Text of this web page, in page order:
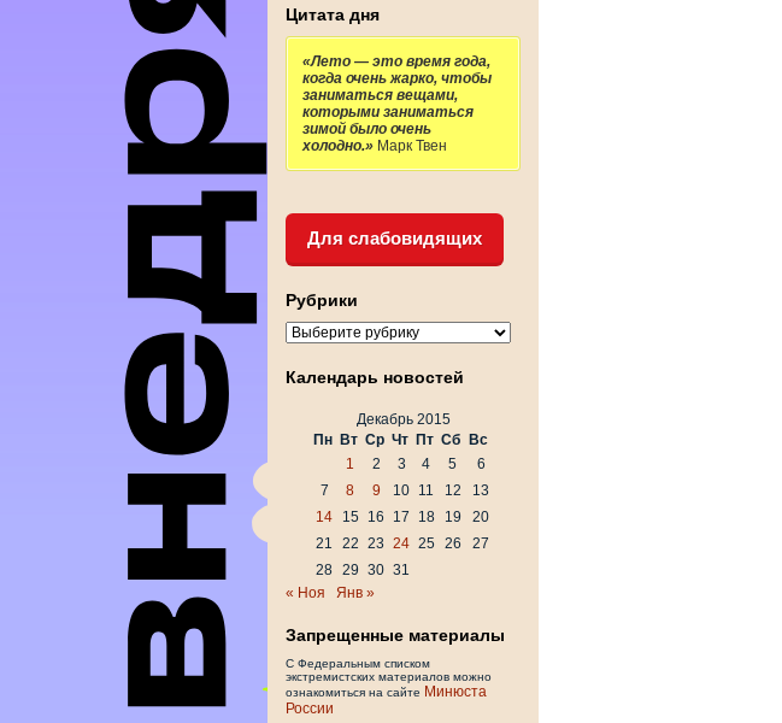
Цитата дня
«Лето — это время года,
когда очень жарко, чтобы
заниматься вещами,
которыми заниматься
зимой было очень
холодно.» Марк Твен
Для слабовидящих
Рубрики
Рубрики
Календарь новостей
Декабрь 2015
Пн Вт Ср Чт Пт Сб
Вс
1
2 3 4 5
6
7
8 9 10 11 12
13
14
15 16 17 18 19
20
21
22 23 24 25 26
27
28 29 30 31
« Ноя
Янв »
Запрещенные материалы
С Федеральным списком
экстремистских материалов можно
ознакомиться на сайте Минюста
России